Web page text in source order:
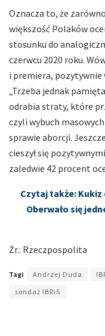
Oznacza to, że
większość Polaków
stosunku do
czerwcu 2020 roku.
i premiera, pozytywnie
„Trzeba jednak
odrabia straty, które
czyli wybuch
sprawie aborcji.
cieszył się
zaledwie 42 procent
Czytaj także:
Oberwało się
Żr.: Rzeczpospolita
Tagi Andrzej Duda
sondaż IBRiS